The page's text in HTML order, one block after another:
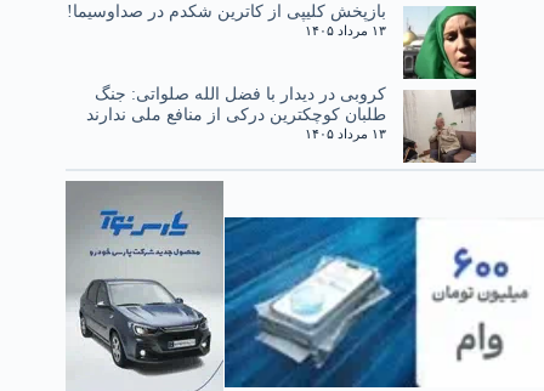
بازپخش کلیپی از کاترین شکدم در صداوسیما!
۱۳ مرداد ۱۴۰۵
کروبی در دیدار با فضل الله صلواتی: جنگ
طلبان کوچکترین درکی از منافع ملی ندارند
۱۳ مرداد ۱۴۰۵